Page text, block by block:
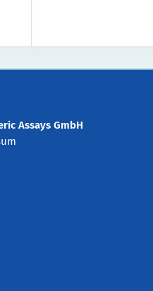
Assays GmbH